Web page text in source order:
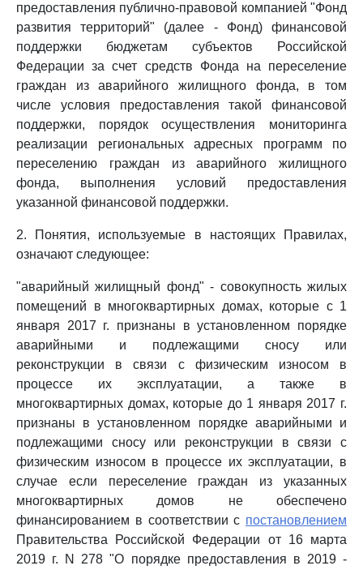
предоставления публично-правовой компанией "Фонд
развития территорий" (далее - Фонд) финансовой
поддержки бюджетам субъектов Российской
Федерации за счет средств Фонда на переселение
граждан из аварийного жилищного фонда, в том
числе условия предоставления такой финансовой
поддержки, порядок осуществления мониторинга
реализации региональных адресных программ по
переселению граждан из аварийного жилищного
фонда, выполнения условий предоставления
указанной финансовой поддержки.
2. Понятия, используемые в настоящих Правилах,
означают следующее:
"аварийный жилищный фонд" - совокупность жилых
помещений в многоквартирных домах, которые с 1
января 2017 г. признаны в установленном порядке
аварийными и подлежащими сносу или
реконструкции в связи с физическим износом в
процессе их эксплуатации, а также в
многоквартирных домах, которые до 1 января 2017 г.
признаны в установленном порядке аварийными и
подлежащими сносу или реконструкции в связи с
физическим износом в процессе их эксплуатации, в
случае если переселение граждан из указанных
многоквартирных домов не обеспечено
финансированием в соответствии с постановлением
Правительства Российской Федерации от 16 марта
2019 г. N 278 "О порядке предоставления в 2019 -